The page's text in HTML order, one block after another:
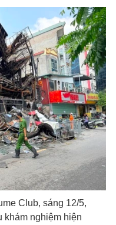
Club, sáng 12/5,
khám nghiệm hiện